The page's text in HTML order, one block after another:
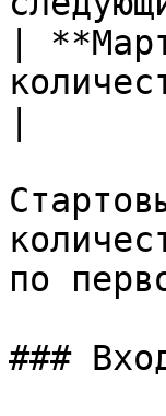
|
по
###